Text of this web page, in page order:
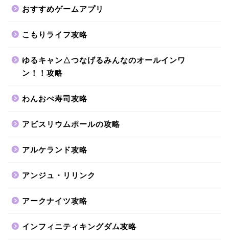
おすすめゲームアプリ
こもりライフ攻略
ゆるキャン△つなげるみんなのオールインワ
ン！！攻略
わんおぺ寿司攻略
アビスリウムポールの攻略
アルケランド攻略
アンジュ・リリンク
アークナイツ攻略
インフィニティキングダム攻略